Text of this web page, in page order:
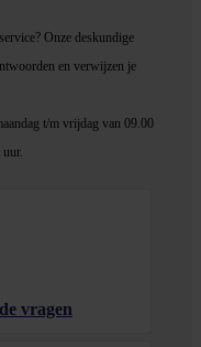
Onze deskundige
en verwijzen je
t/m vrijdag van 09.00
vragen